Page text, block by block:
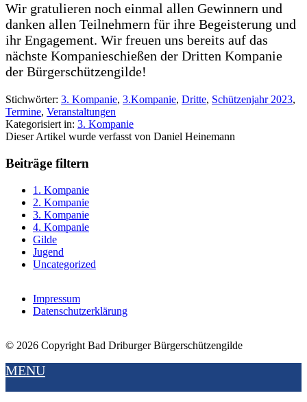
Wir gratulieren noch einmal allen Gewinnern und
danken allen Teilnehmern für ihre Begeisterung und
ihr Engagement. Wir freuen uns bereits auf das
nächste Kompanieschießen der Dritten Kompanie
der Bürgerschützengilde!
Stichwörter: 3. Kompanie, 3.Kompanie, Dritte, Schützenjahr 2023,
Termine, Veranstaltungen
Kategorisiert in: 3. Kompanie
Dieser Artikel wurde verfasst von Daniel Heinemann
Beiträge filtern
1. Kompanie
2. Kompanie
3. Kompanie
4. Kompanie
Gilde
Jugend
Uncategorized
Impressum
Datenschutzerklärung
© 2026 Copyright Bad Driburger Bürgerschützengilde
MENU